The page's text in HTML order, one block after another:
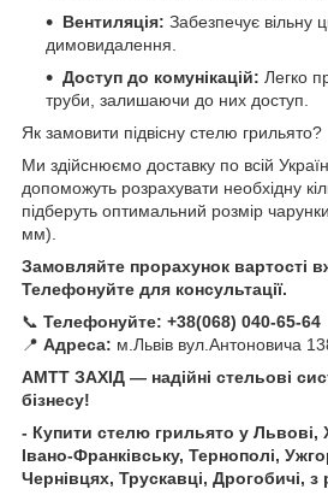
Вентиляція: Забезпечує вільну
димовидалення.
Доступ до комунікацій: Легко
труби, залишаючи до них доступ.
Як замовити підвісну стелю грильято?
Ми здійснюємо доставку по всій
допоможуть розрахувати необхідну
підберуть оптимальний розмір
мм).
Замовляйте прорахунок вартості
Телефонуйте для консультації.
📞 Телефонуйте: +38(068) 040-65-64
📍 Адреса: м.Львів вул.Антоновича
АМТТ ЗАХІД — надійні стельові
бізнесу!
- Купити стелю грильято у Львові,
Івано-Франківську, Тернополі,
Чернівцях, Трускавці, Дрогобичі, з